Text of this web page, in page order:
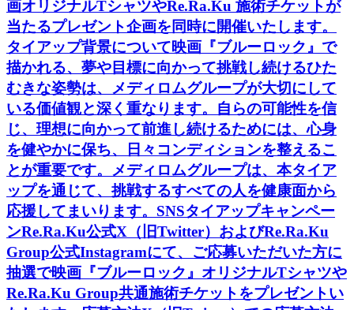
画オリジナルTシャツやRe.Ra.Ku 施術チケットが
当たるプレゼント企画を同時に開催いたします。
タイアップ背景について映画『ブルーロック』で
描かれる、夢や目標に向かって挑戦し続けるひた
むきな姿勢は、メディロムグループが大切にして
いる価値観と深く重なります。自らの可能性を信
じ、理想に向かって前進し続けるためには、心身
を健やかに保ち、日々コンディションを整えるこ
とが重要です。メディロムグループは、本タイア
ップを通じて、挑戦するすべての人を健康面から
応援してまいります。SNSタイアップキャンペー
ンRe.Ra.Ku公式X（旧Twitter）およびRe.Ra.Ku
Group公式Instagramにて、ご応募いただいた方に
抽選で映画『ブルーロック』オリジナルTシャツや
Re.Ra.Ku Group共通施術チケットをプレゼントい